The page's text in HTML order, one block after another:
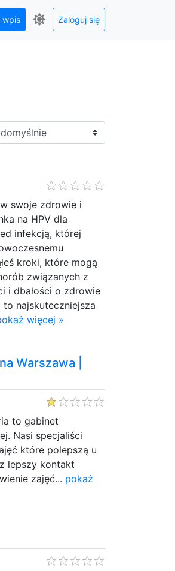
wpis Zaloguj się
swoje zdrowie i
na HPV dla
infekcją, której
kroki, które mogą
związanych z
i dbałości o zdrowie
najskuteczniejsza
więcej »
Warszawa |
to gabinet
Nasi specjaliści
które polepszą u
lepszy kontakt
zajęć... pokaż